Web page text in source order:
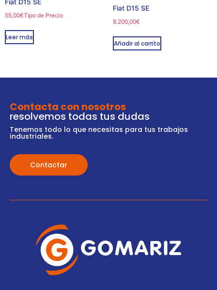
Fiat D15 SE
55,00€Tipo de Precio
Leer más
Fiat D15 SE
8.200,00€
Añadir al carrito
Contacta con nosotros
resolvemos todas tus dudas
Tenemos todo lo que necesitas para tus trabajos
industriales.
Contactar